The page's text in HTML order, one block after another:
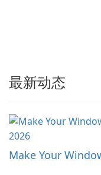
最新动态
Make Your